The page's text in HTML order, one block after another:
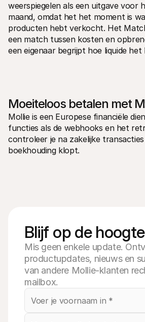
weerspiegelen als een uitgave voor
maand, omdat het het moment is
producten hebt verkocht. Het
een match tussen kosten en
een eigenaar begrijpt hoe liquide het
Moeiteloos betalen met
Mollie is een Europese financiële
functies als de webhooks en het
controleer je na zakelijke
boekhouding klopt.
Blijf op de hoogte
Mis geen enkele update.
productupdates, nieuws en
van andere Mollie-klanten
mailbox.